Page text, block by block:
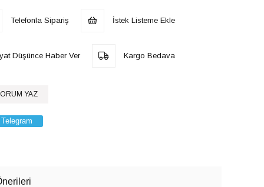
Telefonla Sipariş İstek Listeme Ekle
Düşünce Haber Ver Kargo Bedava
YAZ
Telegram